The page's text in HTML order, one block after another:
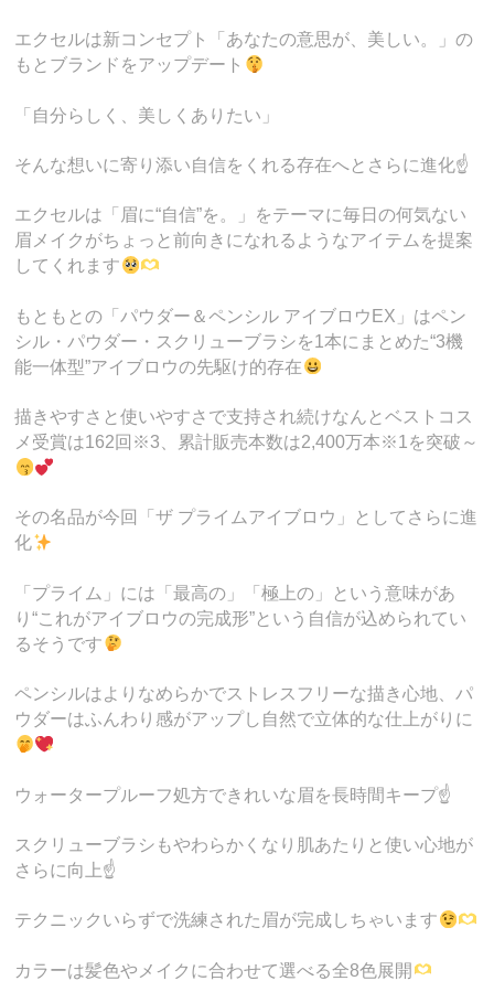
エクセルは新コンセプト「あなたの意思が、美しい。」の
もとブランドをアップデート
「自分らしく、美しくありたい」
そんな想いに寄り添い自信をくれる存在へとさらに進化☝️
エクセルは「眉に“自信”を。」をテーマに毎日の何気ない
眉メイクがちょっと前向きになれるようなアイテムを提案
してくれます
もともとの「パウダー＆ペンシル アイブロウEX」はペン
シル・パウダー・スクリューブラシを1本にまとめた“3機
能一体型”アイブロウの先駆け的存在
描きやすさと使いやすさで支持され続けなんとベストコス
メ受賞は162回※3、累計販売本数は2,400万本※1を突破～
その名品が今回「ザ プライムアイブロウ」としてさらに進
化
「プライム」には「最高の」「極上の」という意味があ
り“これがアイブロウの完成形”という自信が込められてい
るそうです
ペンシルはよりなめらかでストレスフリーな描き心地、パ
ウダーはふんわり感がアップし自然で立体的な仕上がりに
ウォータープルーフ処方できれいな眉を長時間キープ☝️
スクリューブラシもやわらかくなり肌あたりと使い心地が
さらに向上☝️
テクニックいらずで洗練された眉が完成しちゃいます
カラーは髪色やメイクに合わせて選べる全8色展開